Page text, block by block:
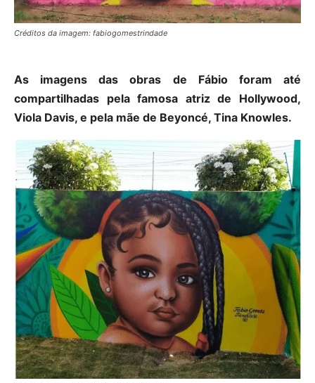
Créditos da imagem: fabiogomestrindade
As imagens das obras de Fábio foram até
compartilhadas pela famosa atriz de Hollywood,
Viola Davis, e pela mãe de Beyoncé, Tina Knowles.